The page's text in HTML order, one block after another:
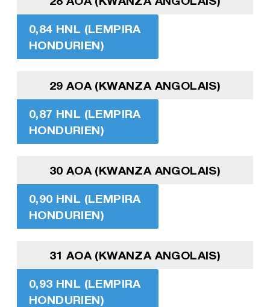
0,84 HNL (LEMPIRA
HONDURIEN)
29 AOA (KWANZA ANGOLAIS)
0,87 HNL (LEMPIRA
HONDURIEN)
30 AOA (KWANZA ANGOLAIS)
0,90 HNL (LEMPIRA
HONDURIEN)
31 AOA (KWANZA ANGOLAIS)
0,93 HNL (LEMPIRA
HONDURIEN)